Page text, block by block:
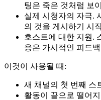
팅은 죽은 것처럼 보
실제 시청자의 자극.
의 것을 게시하기 시
호스트에 대한 지원.
응은 가시적인 피드
이것이 사용될 때:
새 채널의 첫 번째 스
활동이 끝으로 떨어